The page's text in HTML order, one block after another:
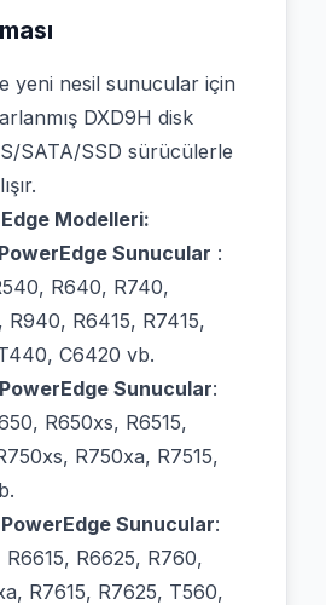
yeni nesil sunucular için
DXD9H disk
SATA/SSD sürücülerle
Modelleri:
Sunucular :
R640, R740,
R6415, R7415,
C6420 vb.
Sunucular:
R650xs, R6515,
R750xa, R7515,
PowerEdge Sunucular:
R6625, R760,
R7615, R7625, T560,